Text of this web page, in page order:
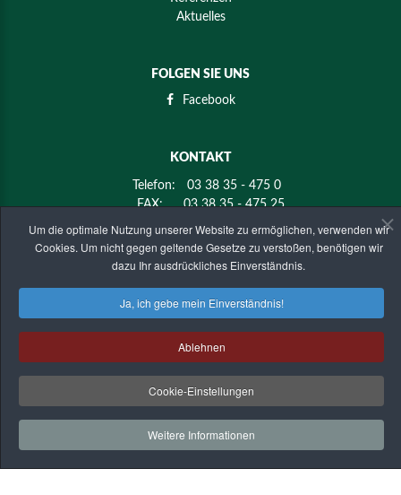
Um die optimale Nutzung unserer Website zu ermöglichen, verwenden wir
Cookies. Um nicht gegen geltende Gesetze zu verstoßen, benötigen wir
dazu Ihr ausdrückliches Einverständnis.
Ja, ich gebe mein Einverständnis!
Ablehnen
Cookie-Einstellungen
Weitere Informationen
Aktuelles
FOLGEN SIE UNS
Facebook
KONTAKT
Telefon:
03 38 35 - 475 0
FAX:
03 38 35 - 475 25
KMK-Holz Mier GmbH & Co. KG
14797 Kloster Lehnin - OT Krahne
HOLZFACHHANDEL MIER ©2026 Impressum| Datenschutz
Zurück zur Desktop version